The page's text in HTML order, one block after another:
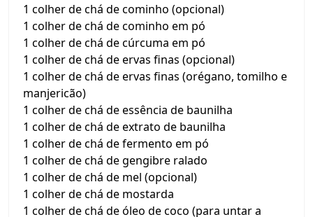
1 colher de chá de cominho (opcional)
1 colher de chá de cominho em pó
1 colher de chá de cúrcuma em pó
1 colher de chá de ervas finas (opcional)
1 colher de chá de ervas finas (orégano, tomilho e
manjericão)
1 colher de chá de essência de baunilha
1 colher de chá de extrato de baunilha
1 colher de chá de fermento em pó
1 colher de chá de gengibre ralado
1 colher de chá de mel (opcional)
1 colher de chá de mostarda
1 colher de chá de óleo de coco (para untar a